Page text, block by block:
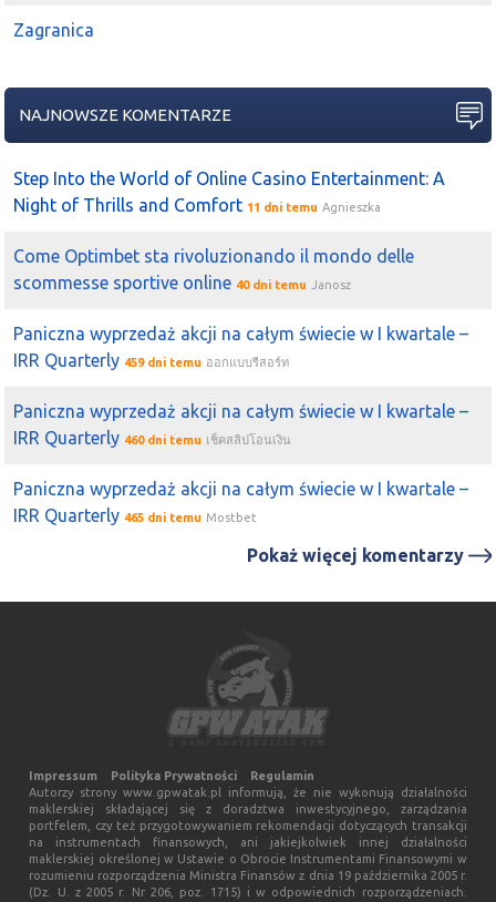
Zagranica
NAJNOWSZE KOMENTARZE
Step Into the World of Online Casino Entertainment: A
Night of Thrills and Comfort 11 dni temu Agnieszka
Come Optimbet sta rivoluzionando il mondo delle
scommesse sportive online 40 dni temu Janosz
Paniczna wyprzedaż akcji na całym świecie w I kwartale –
IRR Quarterly 459 dni temu ออกแบบรีสอร์ท
Paniczna wyprzedaż akcji na całym świecie w I kwartale –
IRR Quarterly 460 dni temu เช็คสลิปโอนเงิน
Paniczna wyprzedaż akcji na całym świecie w I kwartale –
IRR Quarterly 465 dni temu Mostbet
Pokaż więcej komentarzy
Impressum Polityka Prywatności
Regulamin
Autorzy strony www.gpwatak.pl informują, że nie wykonują działalności
maklerskiej składającej się z doradztwa inwestycyjnego, zarządzania
portfelem, czy też przygotowywaniem rekomendacji dotyczących transakcji
na instrumentach finansowych, ani jakiejkolwiek innej działalności
maklerskiej określonej w Ustawie o Obrocie Instrumentami Finansowymi w
rozumieniu rozporządzenia Ministra Finansów z dnia 19 października 2005 r.
(Dz. U. z 2005 r. Nr 206, poz. 1715) i w odpowiednich rozporządzeniach.